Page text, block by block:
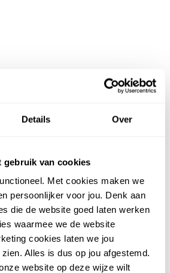
Details Over
gebruik van cookies
Met cookies maken we
persoonlijker voor jou. Denk aan
die de website goed laten werken
waarmee we de website
cookies laten we jou
Alles is dus op jou afgestemd.
website op deze wijze wilt